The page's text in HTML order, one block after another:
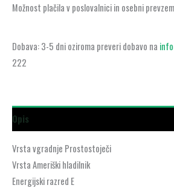
Možnost plačila v poslovalnici in osebni prevzem
Dobava: 3-5 dni oziroma preveri dobavo na
222
Opis
Vrsta vgradnje Prostostoječi
Vrsta Ameriški hladilnik
Energijski razred E